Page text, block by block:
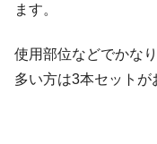
ます。
使用部位などでかな
多い方は3本セットが